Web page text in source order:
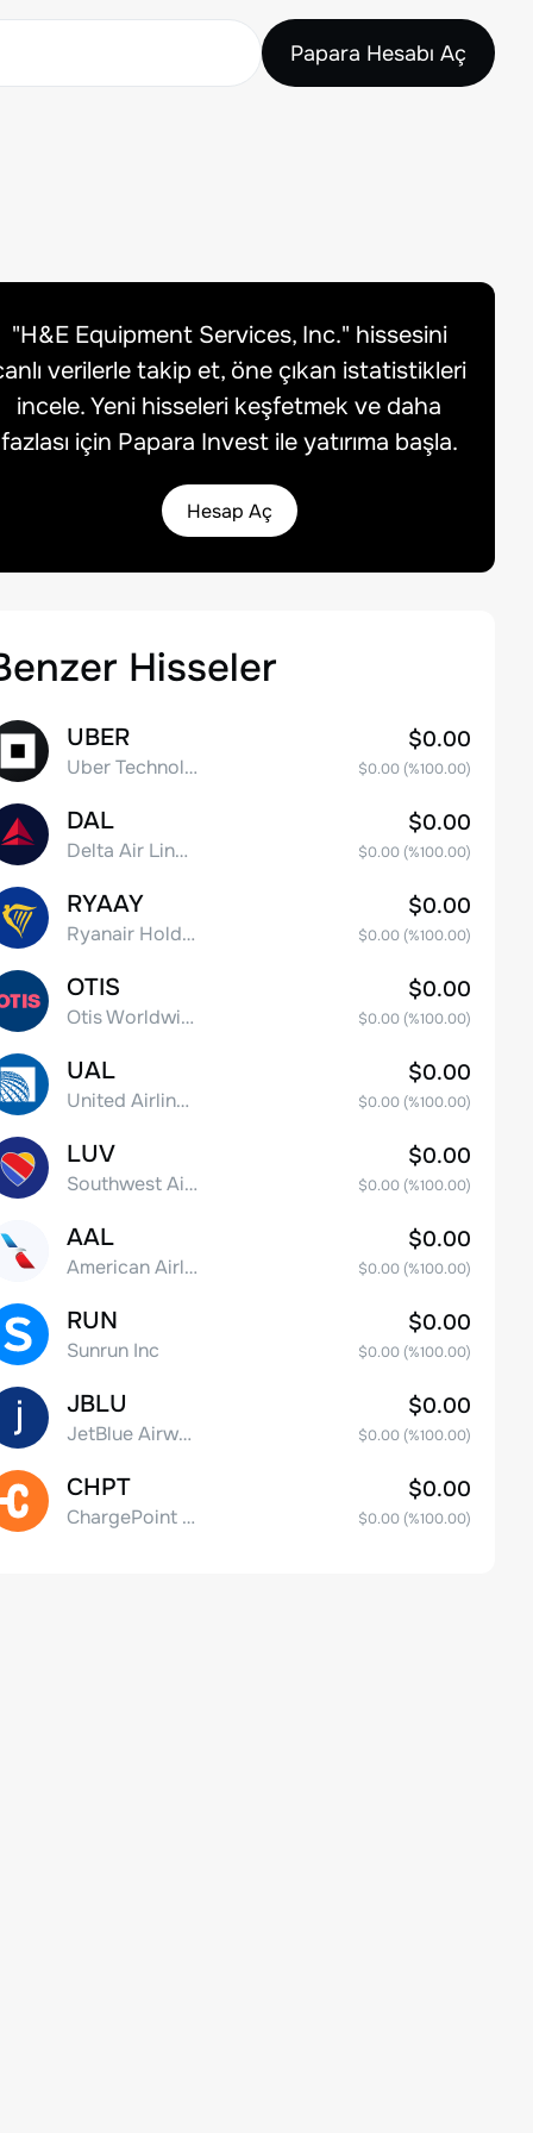
Papara Hesabı Aç
"H&E Equipment Services, Inc." hissesini
verilerle takip et, öne çıkan istatistikleri
incele. Yeni hisseleri keşfetmek ve daha
fazlası için Papara Invest ile yatırıma başla.
Hesap Aç
Hisseler
UBER
Uber Technologies, Inc.
$0.00
$0.00(%100.00)
DAL
Delta Air Lines, Inc.
$0.00
$0.00(%100.00)
RYAAY
Ryanair Holdings plc American Depositary Shares
$0.00
$0.00(%100.00)
OTIS
Otis Worldwide Corporation
$0.00
$0.00(%100.00)
UAL
United Airlines Holdings, Inc. Common Stock
$0.00
$0.00(%100.00)
LUV
Southwest Airlines Co.
$0.00
$0.00(%100.00)
AAL
American Airlines Group Inc.
$0.00
$0.00(%100.00)
RUN
Sunrun Inc
$0.00
$0.00(%100.00)
JBLU
JetBlue Airways Corp
$0.00
$0.00(%100.00)
CHPT
ChargePoint Holdings, Inc.
$0.00
$0.00(%100.00)